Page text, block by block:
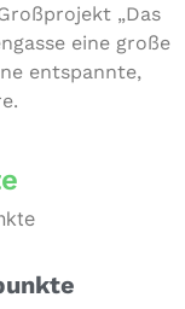
„Das
eine große
ent­spann­te,